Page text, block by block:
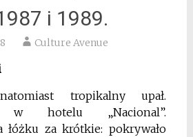
i 1989.
Culture Avenue
tropikalny upał.
w hotelu „Nacional”.
łóżku za krótkie: pokrywało